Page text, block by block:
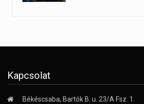
Kapcsolat
Békéscsaba, Bartók B. u. 23/A Fsz. 1.